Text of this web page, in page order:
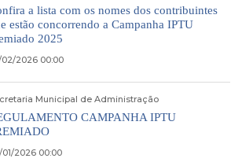
a lista com os nomes dos contribuintes
estão concorrendo a Campanha IPTU
2025
02/2026 00:00
Municipal de Administração
CAMPANHA IPTU
01/2026 00:00